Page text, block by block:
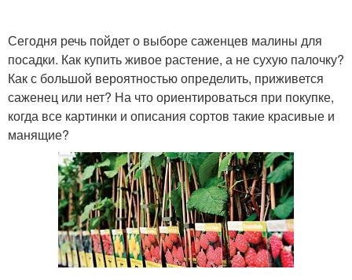
Розовые сорта Тепличные сорта
Премиальный сорт Румынский сорт
Сегодня речь пойдет о выборе саженцев малины для
посадки. Как купить живое растение, а не сухую палочку?
Как с большой вероятностью определить, приживется
саженец или нет? На что ориентироваться при покупке,
когда все картинки и описания сортов такие красивые и
манящие?